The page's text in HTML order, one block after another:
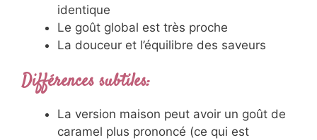
identique
Le goût global est très proche
La douceur et l’équilibre des saveurs
Différences subtiles:
La version maison peut avoir un goût de
caramel plus prononcé (ce qui est